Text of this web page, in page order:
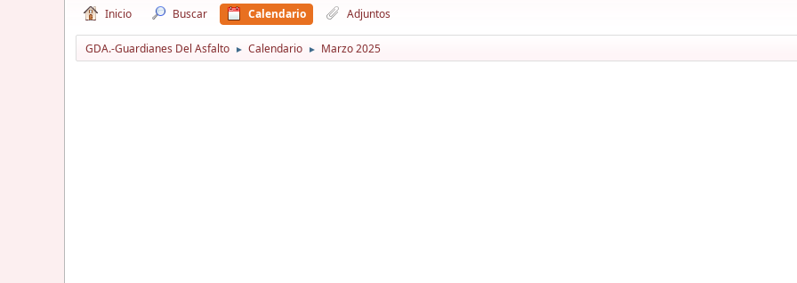
Inicio Buscar Calendario Adjuntos
GDA.-Guardianes Del Asfalto ► Calendario ► Marzo 2025